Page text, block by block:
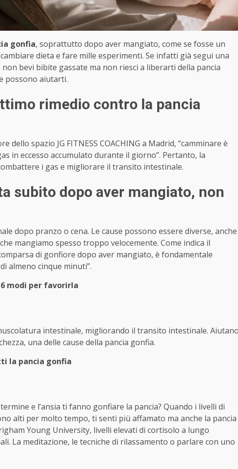
gonfia, soprattutto dopo aver mangiato, come se fosse un
dieta e fare mille esperimenti. Se infatti già segui una
bevi bibite gassate ma non riesci a liberarti della pancia
possono aiutarti.
rimedio contro la pancia
dello spazio JG FITNESS COACHING a Madrid, “camminare è
in eccesso accumulato durante il giorno”. Pertanto, la
i gas e migliorare il transito intestinale.
subito dopo aver mangiato, non
dopo pranzo o cena. Le cause possono essere diverse, anche
mangiamo spesso troppo velocemente. Come indica il
di gonfiore dopo aver mangiato, è fondamentale
almeno cinque minuti”.
modi per favorirla
intestinale, migliorando il transito intestinale.
una delle cause della pancia gonfia.
la pancia gonfia
e l’ansia ti fanno gonfiare la pancia? Quando i livelli di
alti per molto tempo, ti senti più affamato ma anche la pancia
Young University, livelli elevati di cortisolo a lungo
La meditazione, le tecniche di rilassamento o parlare con uno